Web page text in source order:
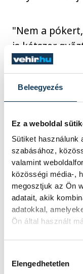
Beleegyezés
Ez a weboldal
Sütiket használunk
szabásához,
valamint
közösségi média-,
megosztjuk az Ön
adatait, akik
adatokkal,
Ön által használt
Elengedhetetlen
"Nem a
is kétszer
Pókerben
én a futball
sakkhoz
feltétlen úgy
A svájci
felkészülés
szerző
talán maga a
a szakmai
szerzőjét,